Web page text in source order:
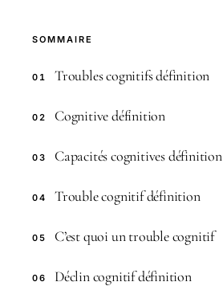
SOMMAIRE
01 Troubles cognitifs définition
02 Cognitive définition
03 Capacités cognitives définition
04 Trouble cognitif définition
05 C’est quoi un trouble cognitif
06 Déclin cognitif définition